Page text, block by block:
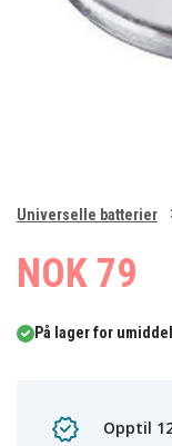
of
Universelle batterier
NOK 79
På lager for
Opptil